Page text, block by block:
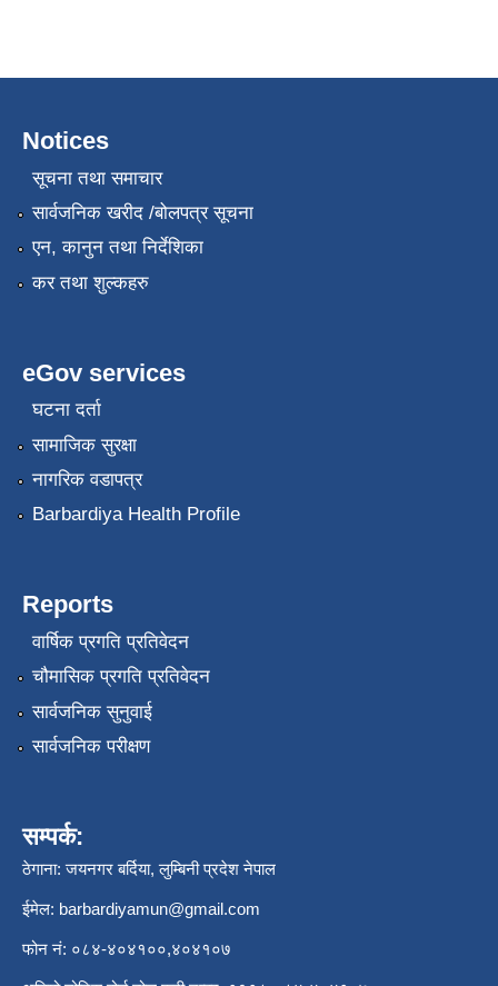
Notices
सूचना तथा समाचार
सार्वजनिक खरीद /बोलपत्र सूचना
एन, कानुन तथा निर्देशिका
कर तथा शुल्कहरु
eGov services
घटना दर्ता
सामाजिक सुरक्षा
नागरिक वडापत्र
Barbardiya Health Profile
Reports
वार्षिक प्रगति प्रतिवेदन
चौमासिक प्रगति प्रतिवेदन
सार्वजनिक सुनुवाई
सार्वजनिक परीक्षण
सम्पर्क:
ठेगाना: जयनगर बर्दिया, लुम्बिनी प्रदेश नेपाल
ईमेल: barbardiyamun@gmail.com
फोन नं: ०८४-४०४१००,४०४१०७